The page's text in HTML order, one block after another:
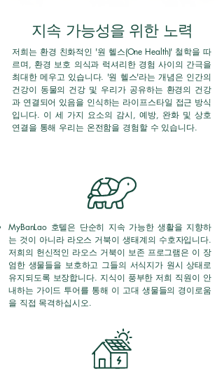
지속 가능성을 위한 노력
저희는 환경 친화적인 '원 헬스(One Health)' 철학을 따
르며, 환경 보호 의식과 럭셔리한 경험 사이의 간극을
최대한 메우고 있습니다. '원 헬스'라는 개념은 인간의
건강이 동물의 건강 및 우리가 공유하는 환경의 건강
과 연결되어 있음을 인식하는 라이프스타일 접근 방식
입니다. 이 세 가지 요소의 감시, 예방, 완화 및 상호
연결을 통해 우리는 온전함을 경험할 수 있습니다.
MyBanLao 호텔은 단순히 지속 가능한 생활을 지향하
는 것이 아니라 라오스 거북이 생태계의 수호자입니다.
저희의 헌신적인 라오스 거북이 보존 프로그램은 이 장
엄한 생물들을 보호하고 그들의 서식지가 원시 상태로
유지되도록 보장합니다. 지식이 풍부한 저희 직원이 안
내하는 가이드 투어를 통해 이 고대 생물들의 경이로움
을 직접 목격하십시오.